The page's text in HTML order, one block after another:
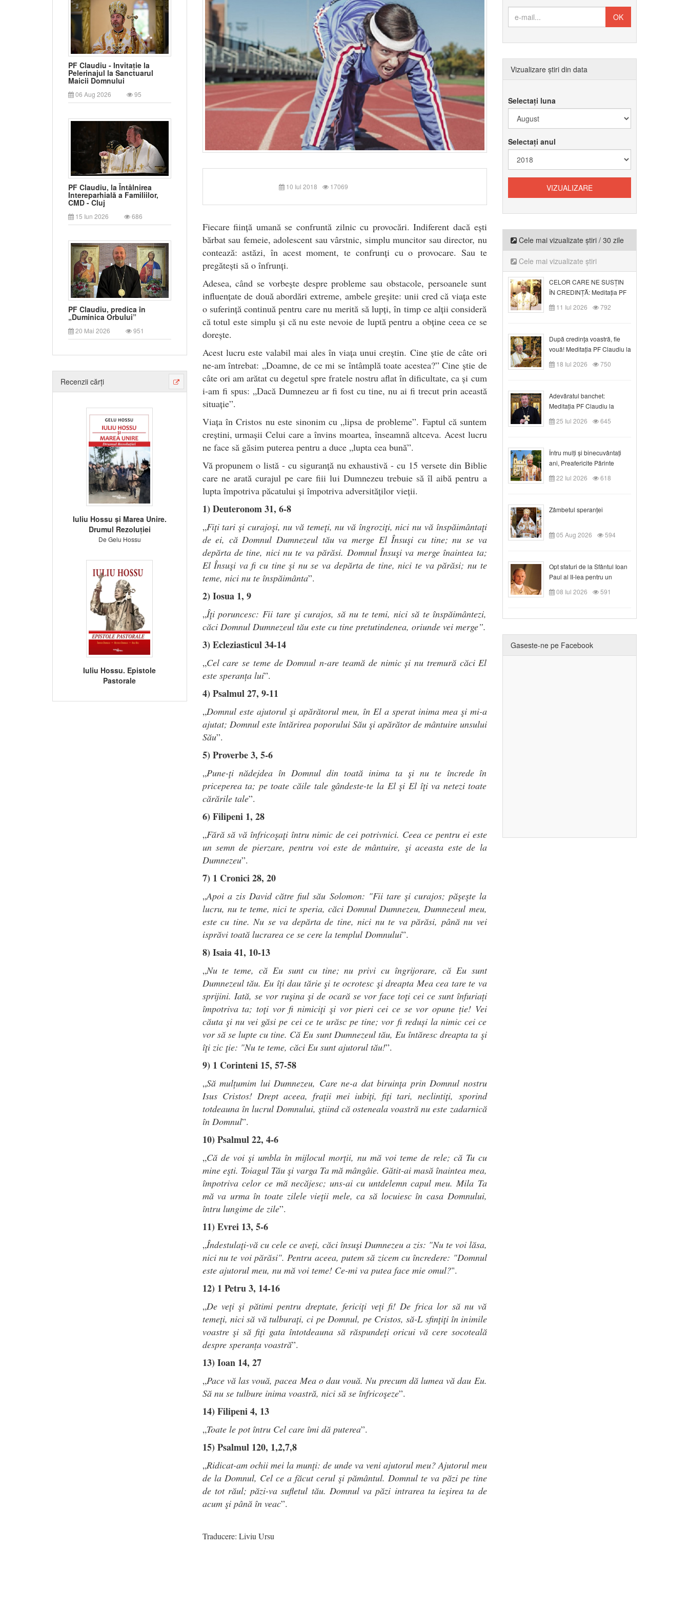
PF Claudiu - Invitație la
Pelerinajul la Sanctuarul
Maicii Domnului
06 Aug 2026 95
PF Claudiu, la Întâlnirea
Intereparhială a Familiilor,
CMD - Cluj
15 Iun 2026 686
PF Claudiu, predica în
„Duminica Orbului”
20 Mai 2026 951
Recenzii cărți
Iuliu Hossu și Marea Unire.
Drumul Rezoluției
De Gelu Hossu
Iuliu Hossu. Epistole
Pastorale
10 Iul 2018 17069
Fiecare ființă umană se confruntă zilnic cu provocări. Indiferent dacă ești
bărbat sau femeie, adolescent sau vârstnic, simplu muncitor sau director, nu
contează: astăzi, în acest moment, te confrunți cu o provocare. Sau te
pregătești să o înfrunți.
Adesea, când se vorbește despre probleme sau obstacole, persoanele sunt
influențate de două abordări extreme, ambele greșite: unii cred că viața este
o suferință continuă pentru care nu merită să lupți, în timp ce alții consideră
că totul este simplu și că nu este nevoie de luptă pentru a obține ceea ce se
dorește.
Acest lucru este valabil mai ales în viața unui creștin. Cine știe de câte ori
ne-am întrebat: „Doamne, de ce mi se întâmplă toate acestea?” Cine știe de
câte ori am arătat cu degetul spre fratele nostru aflat în dificultate, ca și cum
i-am fi spus: „Dacă Dumnezeu ar fi fost cu tine, nu ai fi trecut prin această
situație”.
Viața în Cristos nu este sinonim cu „lipsa de probleme”. Faptul că suntem
creștini, urmașii Celui care a învins moartea, înseamnă altceva. Acest lucru
ne face să găsim puterea pentru a duce „lupta cea bună”.
Vă propunem o listă - cu siguranță nu exhaustivă - cu 15 versete din Biblie
care ne arată curajul pe care fiii lui Dumnezeu trebuie să îl aibă pentru a
lupta împotriva păcatului și împotriva adversităților vieții.
1) Deuteronom 31, 6-8
„Fiţi tari şi curajoşi, nu vă temeţi, nu vă îngroziţi, nici nu vă înspăimântaţi
de ei, că Domnul Dumnezeul tău va merge El Însuşi cu tine; nu se va
depărta de tine, nici nu te va părăsi. Domnul Însuşi va merge înaintea ta;
El Însuşi va fi cu tine şi nu se va depărta de tine, nici te va părăsi; nu te
teme, nici nu te înspăimânta”.
2) Iosua 1, 9
„Îţi poruncesc: Fii tare şi curajos, să nu te temi, nici să te înspăimântezi,
căci Domnul Dumnezeul tău este cu tine pretutindenea, oriunde vei merge”.
3) Ecleziasticul 34-14
„Cel care se teme de Domnul n-are teamă de nimic și nu tremură căci El
este speranța lui”.
4) Psalmul 27, 9-11
„Domnul este ajutorul şi apărătorul meu, în El a sperat inima mea şi mi-a
ajutat; Domnul este întărirea poporului Său şi apărător de mântuire unsului
Său”.
5) Proverbe 3, 5-6
„Pune-ţi nădejdea în Domnul din toată inima ta şi nu te încrede în
priceperea ta; pe toate căile tale gândeste-te la El şi El îţi va netezi toate
cărările tale”.
6) Filipeni 1, 28
„Fără să vă înfricoşaţi întru nimic de cei potrivnici. Ceea ce pentru ei este
un semn de pierzare, pentru voi este de mântuire, şi aceasta este de la
Dumnezeu”.
7) 1 Cronici 28, 20
„Apoi a zis David către fiul său Solomon: "Fii tare şi curajos; păşeşte la
lucru, nu te teme, nici te speria, căci Domnul Dumnezeu, Dumnezeul meu,
este cu tine. Nu se va depărta de tine, nici nu te va părăsi, până nu vei
isprăvi toată lucrarea ce se cere la templul Domnului”.
8) Isaia 41, 10-13
„Nu te teme, că Eu sunt cu tine; nu privi cu îngrijorare, că Eu sunt
Dumnezeul tău. Eu îţi dau tărie şi te ocrotesc şi dreapta Mea cea tare te va
sprijini. Iată, se vor ruşina şi de ocară se vor face toţi cei ce sunt înfuriați
împotriva ta; toţi vor fi nimiciţi şi vor pieri cei ce se vor opune ție! Vei
căuta şi nu vei găsi pe cei ce te urăsc pe tine; vor fi reduși la nimic cei ce
vor să se lupte cu tine. Că Eu sunt Dumnezeul tău, Eu întăresc dreapta ta şi
îţi zic ţie: "Nu te teme, căci Eu sunt ajutorul tău!”.
9) 1 Corinteni 15, 57-58
„Să mulțumim lui Dumnezeu, Care ne-a dat biruinţa prin Domnul nostru
Isus Cristos! Drept aceea, fraţii mei iubiţi, fiţi tari, neclintiţi, sporind
totdeauna în lucrul Domnului, ştiind că osteneala voastră nu este zadarnică
în Domnul”.
10) Psalmul 22, 4-6
„Că de voi şi umbla în mijlocul morţii, nu mă voi teme de rele; că Tu cu
mine eşti. Toiagul Tău şi varga Ta mă mângâie. Gătit-ai masă înaintea mea,
împotriva celor ce mă necăjesc; uns-ai cu untdelemn capul meu. Mila Ta
mă va urma în toate zilele vieţii mele, ca să locuiesc în casa Domnului,
întru lungime de zile”.
11) Evrei 13, 5-6
„Îndestulaţi-vă cu cele ce aveţi, căci însuşi Dumnezeu a zis: "Nu te voi lăsa,
nici nu te voi părăsi". Pentru aceea, putem să zicem cu încredere: "Domnul
este ajutorul meu, nu mă voi teme! Ce-mi va putea face mie omul?".
12) 1 Petru 3, 14-16
„De veţi şi pătimi pentru dreptate, fericiţi veţi fi! De frica lor să nu vă
temeţi, nici să vă tulburaţi, ci pe Domnul, pe Cristos, să-L sfinţiţi în inimile
voastre şi să fiţi gata întotdeauna să răspundeţi oricui vă cere socoteală
despre speranța voastră”.
13) Ioan 14, 27
„Pace vă las vouă, pacea Mea o dau vouă. Nu precum dă lumea vă dau Eu.
Să nu se tulbure inima voastră, nici să se înfricoşeze”.
14) Filipeni 4, 13
„Toate le pot întru Cel care îmi dă puterea”.
15) Psalmul 120, 1,2,7,8
„Ridicat-am ochii mei la munţi: de unde va veni ajutorul meu? Ajutorul meu
de la Domnul, Cel ce a făcut cerul şi pământul. Domnul te va păzi pe tine
de tot răul; păzi-va sufletul tău. Domnul va păzi intrarea ta ieşirea ta de
acum şi până în veac”.
Traducere: Liviu Ursu
Vizualizare știri din data
Selectați luna
Selectați anul
Cele mai vizualizate știri / 30 zile
Cele mai vizualizate știri
CELOR CARE NE SUSȚIN
ÎN CREDINȚĂ: Meditația PF
Claudiu la Duminica a VI-a
după Rusalii
11 Iul 2026 792
După credinţa voastră, fie
vouă! Meditația PF Claudiu la
duminica a VII-a după Rusalii
18 Iul 2026 750
Adevăratul banchet:
Meditația PF Claudiu la
Duminica a VIII-a după
Rusalii
25 Iul 2026 645
Întru mulți și binecuvântați
ani, Preafericite Părinte
Claudiu!
22 Iul 2026 618
Zâmbetul speranței
05 Aug 2026 594
Opt sfaturi de la Sfântul Ioan
Paul al II-lea pentru un
creștin
08 Iul 2026 591
Gaseste-ne pe Facebook